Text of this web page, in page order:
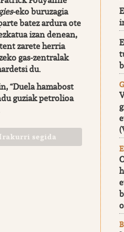
-eko buruzagia
batez ardura ote
izan denean,
zarete herria
gas-zentralak
du.
“Duela hamabost
guziak petrolioa
Irakurri segida